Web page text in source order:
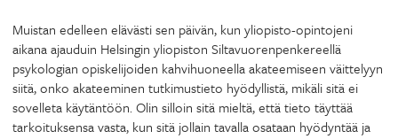
Muistan edelleen elävästi sen päivän, kun yliopisto-opintojeni
aikana ajauduin Helsingin yliopiston Siltavuorenpenkereellä
psykologian opiskelijoiden kahvihuoneella akateemiseen väittelyyn
siitä, onko akateeminen tutkimustieto hyödyllistä, mikäli sitä ei
sovelleta käytäntöön. Olin silloin sitä mieltä, että tieto täyttää
tarkoituksensa vasta, kun sitä jollain tavalla osataan hyödyntää ja